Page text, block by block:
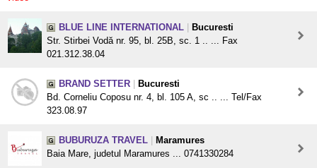
BLUE LINE INTERNATIONAL
Bucuresti
Str. Stirbei Vodă nr. 95, bl. 25B, sc. 1 .. ... Fax
021.312.38.04
BRAND SETTER
Bucuresti
Bd. Corneliu Coposu nr. 4, bl. 105 A, sc .. ... Tel/Fax
323.08.97
BUBURUZA TRAVEL
Maramures
Baia Mare, judetul Maramures ... 0741330284